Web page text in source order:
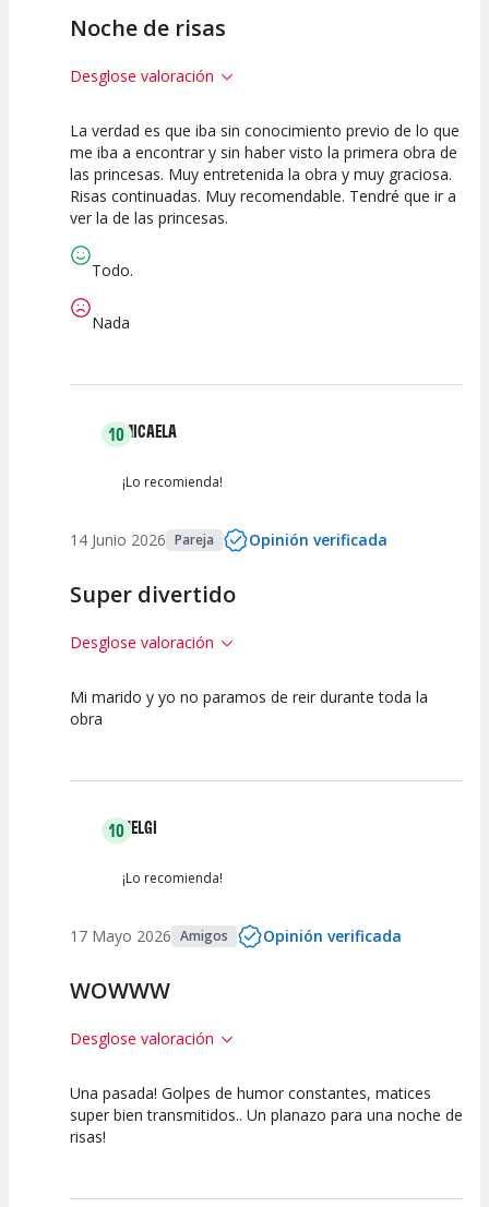
Noche de risas
Desglose valoración
10
Calidad del
Espectáculo
10
Puesta en
Escena
10
Interpretación
artística
La verdad es que iba sin conocimiento previo de lo que
me iba a encontrar y sin haber visto la primera obra de
las princesas. Muy entretenida la obra y muy graciosa.
Risas continuadas. Muy recomendable. Tendré que ir a
ver la de las princesas.
Todo.
Nada
10MICAELA
¡Lo recomienda!
14 Junio 2026 Pareja Opinión verificada
Super divertido
Desglose valoración
10 10 10
Mi marido y yo no paramos de reir durante toda la
obra
10HELGI
¡Lo recomienda!
17 Mayo 2026 Amigos Opinión verificada
WOWWW
Desglose valoración
10
Calidad del
10 10
Una pasada! Golpes de humor constantes, matices
super bien transmitidos.. Un planazo para una noche de
risas!